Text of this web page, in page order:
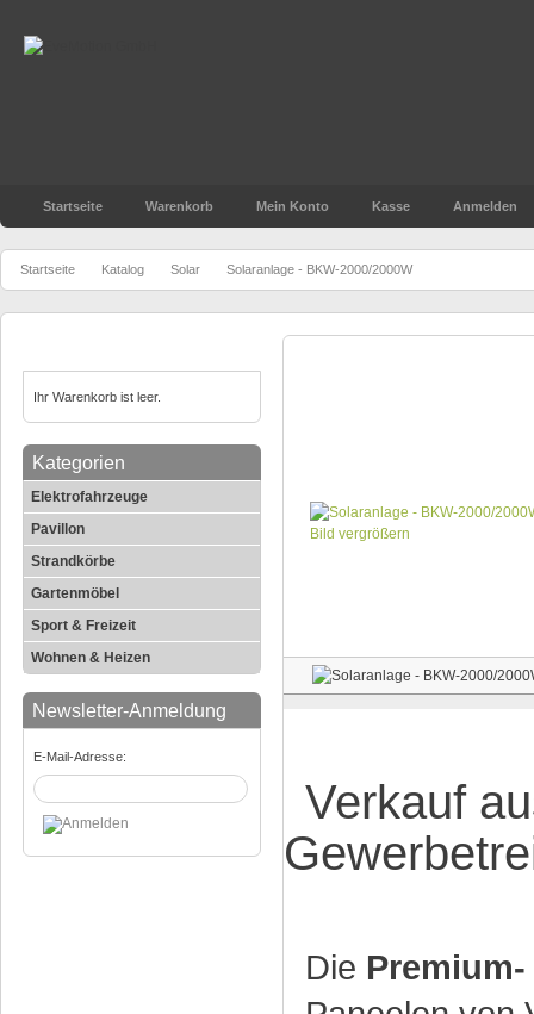
Startseite Warenkorb Mein Konto Kasse Anmelden
Startseite Katalog Solar Solaranlage - BKW-2000/2000W
Ihr Warenkorb ist leer.
Kategorien
Elektrofahrzeuge
Pavillon
Strandkörbe
Gartenmöbel
Sport & Freizeit
Wohnen & Heizen
Newsletter-Anmeldung
E-Mail-Adresse:
Bild vergrößern
Verkauf
Die Premium-